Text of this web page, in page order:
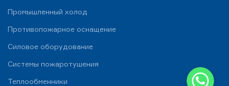
Промышленный холод
Противопожарное оснащение
Силовое оборудование
Системы пожаротушения
Теплообменники
WhatsApp